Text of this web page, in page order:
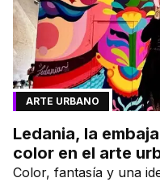
ARTE URBANO
Ledania, la
color en el arte
Color, fantasía y una